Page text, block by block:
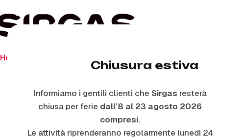
Chiusura estiva
Informiamo i gentili clienti che Sirgas resterà
chiusa per ferie dall’8 al 23 agosto 2026
compresi.
Le attività riprenderanno regolarmente lunedì 24
Home AF30791 – R-
RICAMBIO ORIGINALE